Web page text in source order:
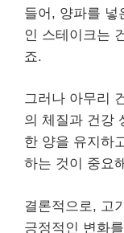
들어, 양파를 넣
인 스테이크는
죠.
그러나 아무리
의 체질과 건강
한 양을 유지하
하는 것이 중요
결론적으로, 고
긍정적인 변화